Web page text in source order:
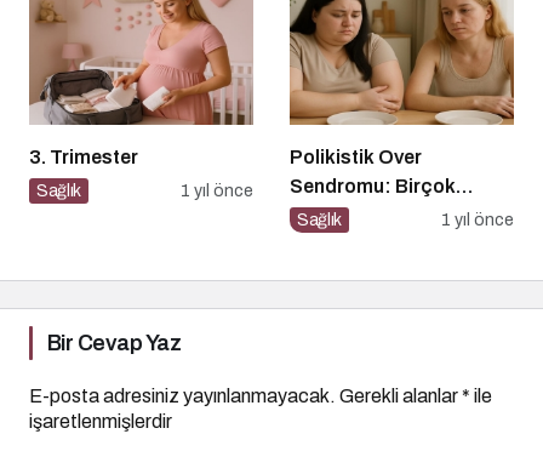
3. Trimester
Sağlık 1 yıl önce
Polikistik Over
Sendromu: Birçok
Kadının Sessiz Yoldaşı
Sağlık 1 yıl önce
Bir Cevap Yaz
E-posta adresiniz yayınlanmayacak. Gerekli alanlar* ile
işaretlenmişlerdir